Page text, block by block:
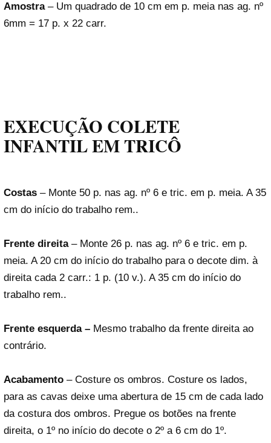
Amostra – Um quadrado de 10 cm em p. meia nas ag. nº
6mm = 17 p. x 22 carr.
EXECUÇÃO COLETE
INFANTIL EM TRICÔ
Costas – Monte 50 p. nas ag. nº 6 e tric. em p. meia. A 35
cm do início do trabalho rem..
Frente direita – Monte 26 p. nas ag. nº 6 e tric. em p.
meia. A 20 cm do início do trabalho para o decote dim. à
direita cada 2 carr.: 1 p. (10 v.). A 35 cm do início do
trabalho rem..
Frente esquerda – Mesmo trabalho da frente direita ao
contrário.
Acabamento – Costure os ombros. Costure os lados,
para as cavas deixe uma abertura de 15 cm de cada lado
da costura dos ombros. Pregue os botões na frente
direita, o 1º no início do decote o 2º a 6 cm do 1º.